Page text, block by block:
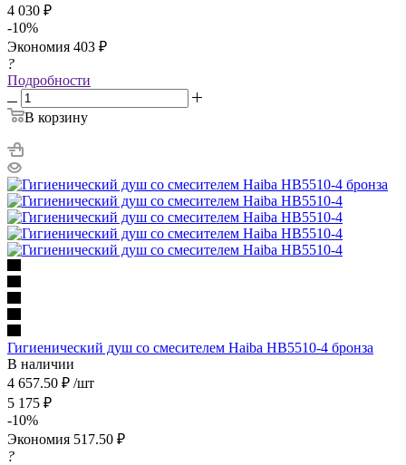
4 030 ₽
-10%
Экономия 403 ₽
?
Подробности
В корзину
Гигиенический душ со смесителем Haiba HB5510-4 бронза
В наличии
4 657.50 ₽ /шт
5 175 ₽
-10%
Экономия 517.50 ₽
?